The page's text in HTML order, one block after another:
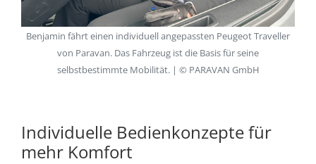
Benjamin fährt einen individuell angepassten Peugeot Traveller
von Paravan. Das Fahrzeug ist die Basis für seine
selbstbestimmte Mobilität. | © PARAVAN GmbH
Individuelle Bedienkonzepte für
mehr Komfort